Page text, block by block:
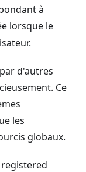
à
lorsque le
d'autres
Ce
les
globaux.